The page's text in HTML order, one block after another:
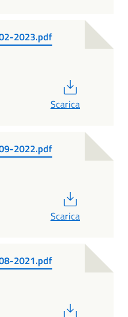
2023.pdf
Scarica
2022.pdf
Scarica
2021.pdf